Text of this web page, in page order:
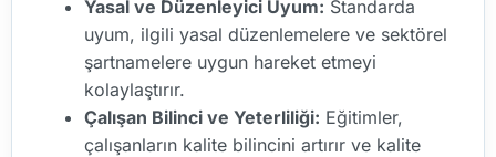
Yasal ve Düzenleyici Uyum: Standarda
uyum, ilgili yasal düzenlemelere ve sektörel
şartnamelere uygun hareket etmeyi
kolaylaştırır.
Çalışan Bilinci ve Yeterliliği: Eğitimler,
çalışanların kalite bilincini artırır ve kalite